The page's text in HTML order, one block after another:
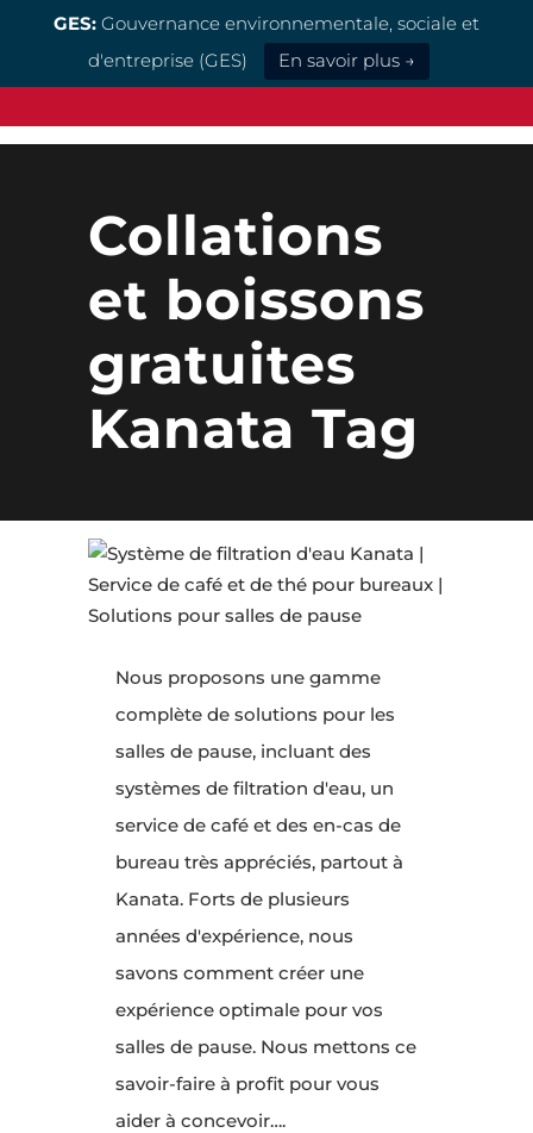
GES: Gouvernance environnementale, sociale et
d'entreprise (GES)
En savoir plus →
Collations
et boissons
gratuites
Kanata Tag
Nous proposons une gamme
complète de solutions pour les
salles de pause, incluant des
systèmes de filtration d'eau, un
service de café et des en-cas de
bureau très appréciés, partout à
Kanata. Forts de plusieurs
années d'expérience, nous
savons comment créer une
expérience optimale pour vos
salles de pause. Nous mettons ce
savoir-faire à profit pour vous
aider à concevoir….